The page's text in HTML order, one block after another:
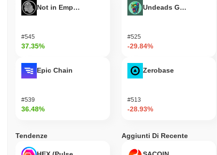
Not in Employment, Education, or Training
#545
37.35%
Epic Chain
#539
36.48%
Undeads Games
#525
-29.84%
Zerobase
#513
-28.93%
Tendenze Aggiunti Di Recente